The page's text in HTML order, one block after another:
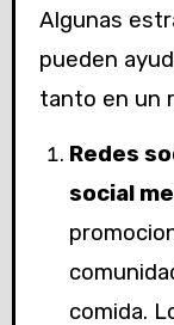
Algunas
pueden
tanto en un
Redes
social
comida.